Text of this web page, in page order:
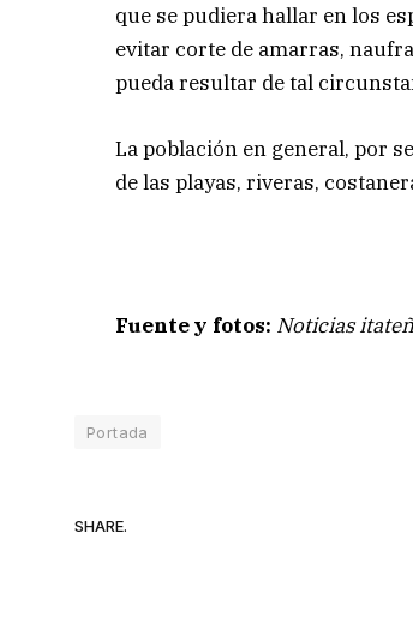
que se pudiera hallar en los
evitar corte de amarras,
pueda resultar de tal
La población en general, por
de las playas, riveras,
Fuente y fotos: Noticias
Portada
SHARE.